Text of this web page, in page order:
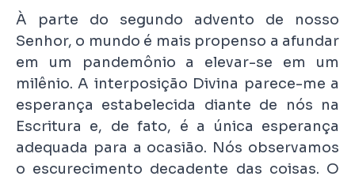
À parte do segundo advento de nosso
Senhor, o mundo é mais propenso a afundar
em um pandemônio a elevar-se em um
milênio. A interposição Divina parece-me a
esperança estabelecida diante de nós na
Escritura e, de fato, é a única esperança
adequada para a ocasião. Nós observamos
o escurecimento decadente das coisas. O